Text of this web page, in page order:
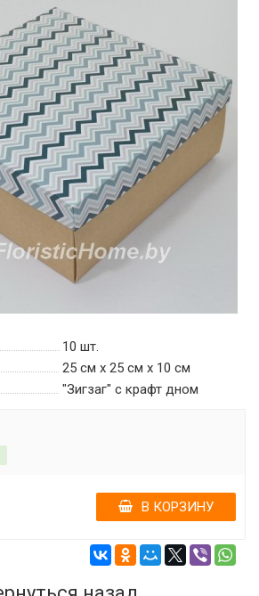
10 шт.
25 см х 25 см х 10 см
"Зигзаг" c крафт дном
В КОРЗИНУ